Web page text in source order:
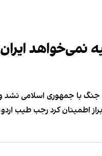
نمی‌خواهد
جنگ با جمهوری اسلامی
اطمینان کرد رجب طیب